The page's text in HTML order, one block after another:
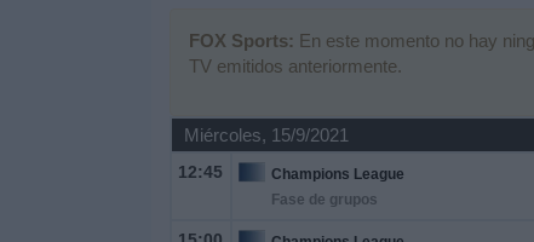
FOX Sports: En este momento no hay
TV emitidos anteriormente.
Miércoles, 15/9/2021
12:45
Champions League
Fase de grupos